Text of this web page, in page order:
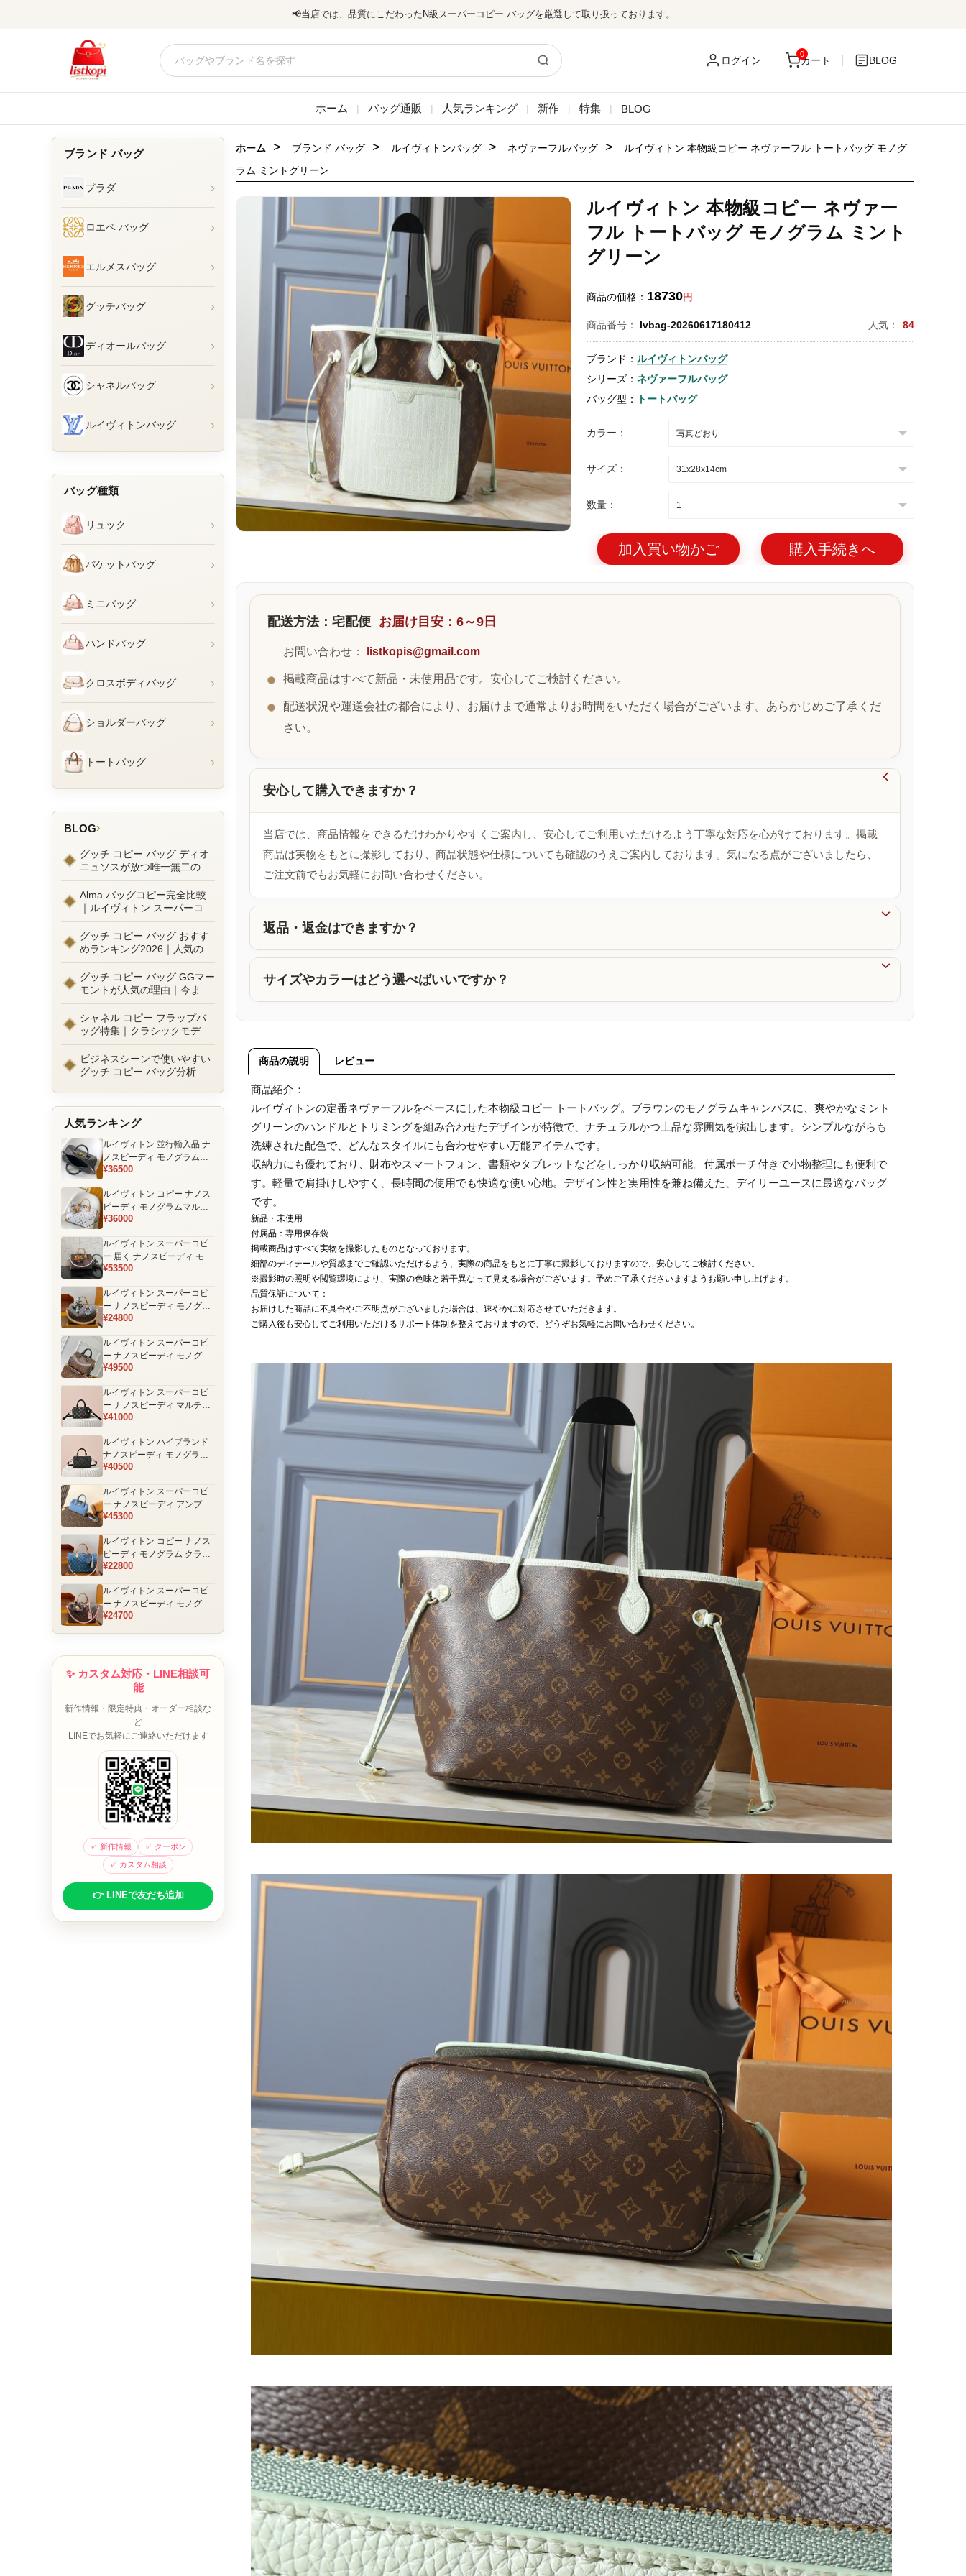
📢当店では、品質にこだわったN級スーパーコピー バッグを厳選して取り扱っております。
ログイン
0
カート BLOG
ホーム | バッグ通販 | 人気ランキング | 新作 | 特集 | BLOG
ブランド バッグ
プラダ ›
ロエベ バッグ ›
エルメスバッグ ›
グッチバッグ ›
ディオールバッグ ›
シャネルバッグ ›
ルイヴィトンバッグ ›
バッグ種類
リュック ›
バケットバッグ ›
ミニバッグ ›
ハンドバッグ ›
クロスボディバッグ ›
ショルダーバッグ ›
トートバッグ ›
BLOG›
グッチ コピー バッグ ディオ
ニュソスが放つ唯一無二の魅
力とは？新作ラインナップ徹
底ガイドとリアルコーデ例
Alma バッグコピー完全比較
｜ルイヴィトン スーパーコピ
ーで叶えるエレガントな日常
グッチ コピー バッグ おすす
めランキング2026｜人気の
GGマーモントから定番モデ
ルまで徹底比較！コピーバッ
グ通販の選び方
グッチ コピー バッグ GGマー
モントが人気の理由｜今また
選ばれる定番ラグジュアリー
バッグとは
シャネル コピー フラップバ
ッグ特集｜クラシックモデル
の魅力と永遠に愛される理由
ビジネスシーンで使いやすい
グッチ コピー バッグ分析｜
人気ランキング
ルイヴィトン 並行輸入品 ナ
ノスピーディ モノグラムエ
クリプス ブラック チェーン
¥36500
ルイヴィトン コピー ナノス
ピーディ モノグラムマルチ
カラー ホワイト ゴールド金
バッグ
¥36000
ルイヴィトン スーパーコピ
ー 届く ナノスピーディ モノ
グラム ポーチ付き ミニボス
品
¥53500
ルイヴィトン スーパーコピ
ー ナノスピーディ モノグラ
ム 編み込みストラップ ミニ
気モデル
¥24800
ルイヴィトン スーパーコピ
ー ナノスピーディ モノグラ
ム ブラックハンドル 2WAY
¥49500
ルイヴィトン スーパーコピ
ー ナノスピーディ マルチカ
ラーモノグラム ミニボスト
ス
¥41000
ルイヴィトン ハイブランド
ナノスピーディ モノグラム
シャドウ 2WAYミニバッグ
¥40500
ルイヴィトン スーパーコピ
ー ナノスピーディ アンプラ
ントレザー ミニボストンバ
すめ
¥45300
ルイヴィトン コピー ナノス
ピーディ モノグラム クラシ
ックデザイン ミニボストン
¥22800
ルイヴィトン スーパーコピ
ー ナノスピーディ モノグラ
ム チャーム装飾 ミニボスト
¥24700
✨ カスタム対応・LINE相談可
能
新作情報・限定特典・オーダー相談な
ど
LINEでお気軽にご連絡いただけます
✓ 新作情報 ✓ クーポン
✓ カスタム相談
👉 LINEで友だち追加
ホーム > ブランド バッグ > ルイヴィトンバッグ > ネヴァーフルバッグ >
ルイヴィトン 本物級コピー ネヴァーフル トートバッグ モノグ
ラム ミントグリーン
ルイヴィトン 本物級コピー ネヴァー
フル トートバッグ モノグラム ミント
グリーン
商品の価格： 18730円
商品番号： lvbag-20260617180412 人気： 84
ブランド： ルイヴィトンバッグ
シリーズ： ネヴァーフルバッグ
バッグ型：
トートバッグ
カラー：
サイズ：
数量：
加入買い物かご 購入手続きへ
配送方法：宅配便 お届け目安：6～9日
お問い合わせ： listkopis@gmail.com
掲載商品はすべて新品・未使用品です。安心してご検討ください。
配送状況や運送会社の都合により、お届けまで通常よりお時間をいただく場合がございます。あらかじめご了承くだ
さい。
安心して購入できますか？

当店では、商品情報をできるだけわかりやすくご案内し、安心してご利用いただけるよう丁寧な対応を心がけております。掲載
商品は実物をもとに撮影しており、商品状態や仕様についても確認のうえご案内しております。気になる点がございましたら、
ご注文前でもお気軽にお問い合わせください。
返品・返金はできますか？

サイズやカラーはどう選べばいいですか？

商品の説明 レビュー
商品紹介：
ルイヴィトンの定番ネヴァーフルをベースにした本物級コピー トートバッグ。ブラウンのモノグラムキャンバスに、爽やかなミント
グリーンのハンドルとトリミングを組み合わせたデザインが特徴で、ナチュラルかつ上品な雰囲気を演出します。シンプルながらも
洗練された配色で、どんなスタイルにも合わせやすい万能アイテムです。
収納力にも優れており、財布やスマートフォン、書類やタブレットなどをしっかり収納可能。付属ポーチ付きで小物整理にも便利で
す。軽量で肩掛けしやすく、長時間の使用でも快適な使い心地。デザイン性と実用性を兼ね備えた、デイリーユースに最適なバッグ
です。
新品・未使用
付属品：専用保存袋
掲載商品はすべて実物を撮影したものとなっております。
細部のディテールや質感までご確認いただけるよう、実際の商品をもとに丁寧に撮影しておりますので、安心してご検討ください。
※撮影時の照明や閲覧環境により、実際の色味と若干異なって見える場合がございます。予めご了承くださいますようお願い申し上げます。
品質保証について：
お届けした商品に不具合やご不明点がございました場合は、速やかに対応させていただきます。
ご購入後も安心してご利用いただけるサポート体制を整えておりますので、どうぞお気軽にお問い合わせください。